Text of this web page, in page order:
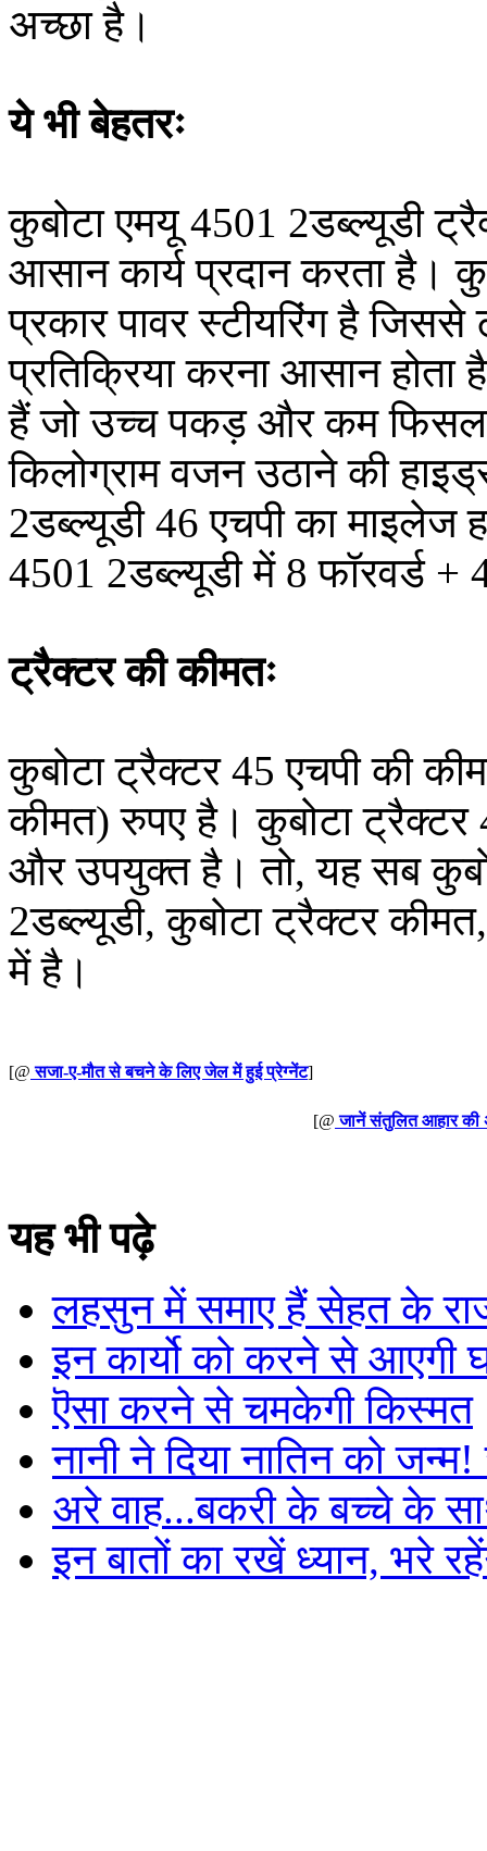
अच्छा है।
ये भी बेहतरः
कुबोटा एमयू 4501 2डब्ल्यूडी
आसान कार्य प्रदान करता है।
प्रकार पावर स्टीयरिंग है
प्रतिक्रिया करना आसान
हैं जो उच्च पकड़ और कम
किलोग्राम वजन उठाने की
2डब्ल्यूडी 46 एचपी का माइलेज
4501 2डब्ल्यूडी में 8 फॉरवर्ड +
ट्रैक्टर की कीमतः
कुबोटा ट्रैक्टर 45 एचपी की
कीमत) रुपए है। कुबोटा ट्रैक्टर
और उपयुक्त है। तो, यह सब
2डब्ल्यूडी, कुबोटा ट्रैक्टर
में है।
[@ सजा-ए-मौत से बचने के लिए जेल में हुई प्रेग्नेंट]
[@ जानें संतुलित आहार की
यह भी पढ़े
लहसुन में समाए हैं सेहत के
इन कार्यो को करने से आएगी
ऎसा करने से चमकेगी किस्मत
नानी ने दिया नातिन को
अरे वाह...बकरी के बच्चे के
इन बातों का रखें ध्यान, भरे